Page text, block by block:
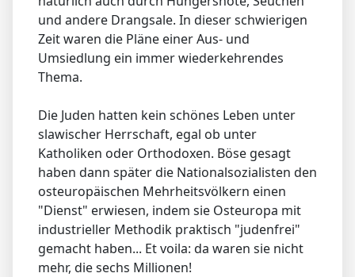
und andere Drangsale. In dieser schwierigen
Zeit waren die Pläne einer Aus- und
Umsiedlung ein immer wiederkehrendes
Thema.
Die Juden hatten kein schönes Leben unter
slawischer Herrschaft, egal ob unter
Katholiken oder Orthodoxen. Böse gesagt
haben dann später die Nationalsozialisten den
osteuropäischen Mehrheitsvölkern einen
"Dienst" erwiesen, indem sie Osteuropa mit
industrieller Methodik praktisch "judenfrei"
gemacht haben... Et voila: da waren sie nicht
mehr, die sechs Millionen!